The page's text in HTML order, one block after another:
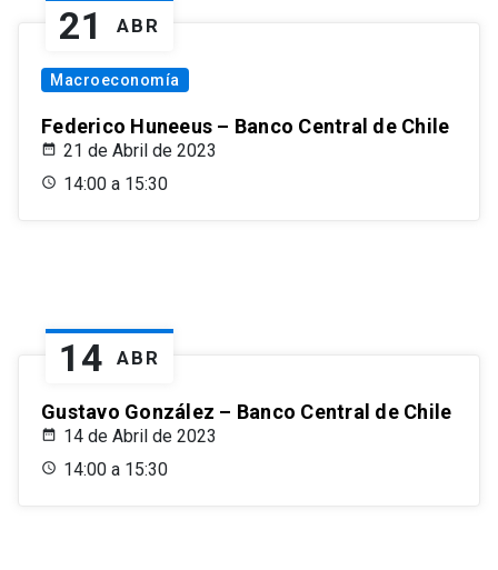
21 ABR
Macroeconomía
Federico Huneeus – Banco Central de Chile
21 de Abril de 2023
14:00 a 15:30
14 ABR
Gustavo González – Banco Central de Chile
14 de Abril de 2023
14:00 a 15:30